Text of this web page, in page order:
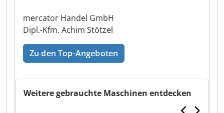
mercator Handel GmbH
Dipl.-Kfm. Achim Stötzel
Zu den Top-Angeboten
Weitere gebrauchte Maschinen entdecken